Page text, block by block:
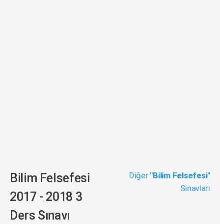
Bilim Felsefesi
2017 - 2018 3
Ders Sınavı
Diğer "Bilim Felsefesi"
Sınavları